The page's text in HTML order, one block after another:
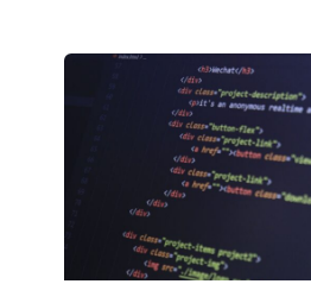
ПОЛЕЗНЫХ
ДЛЯ
РАБОТЫ